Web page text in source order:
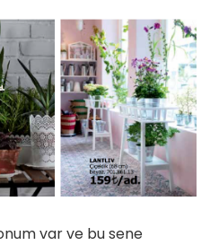
var ve bu sene